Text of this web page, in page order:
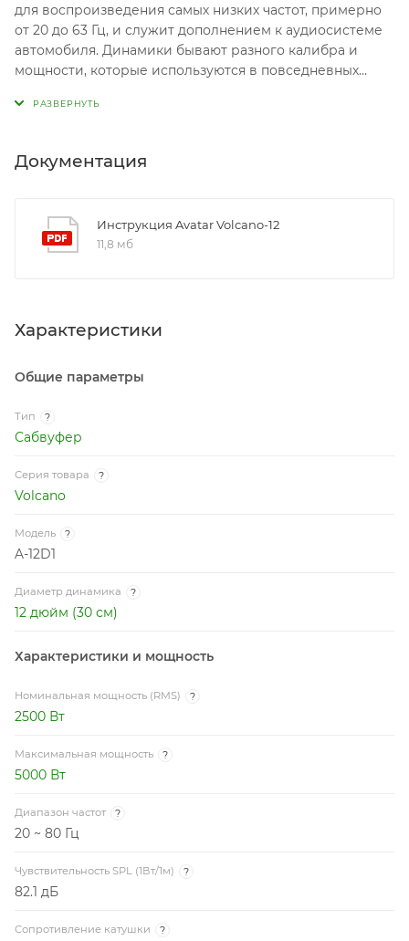
для воспроизведения самых низких частот, примерно
от 20 до 63 Гц, и служит дополнением к аудиосистеме
автомобиля. Динамики бывают разного калибра и
мощности, которые используются в повседневных
давлению - SPL.
Документация
Инструкция Avatar Volcano-12
11,8 мб
Характеристики
Общие параметры
Тип ?
Сабвуфер
Серия товара ?
Volcano
Модель ?
A-12D1
Диаметр динамика ?
12 дюйм (30 см)
Характеристики и мощность
Номинальная мощность (RMS) ?
2500 Вт
Максимальная мощность ?
5000 Вт
Диапазон частот ?
20 ~ 80 Гц
Чувствительность SPL (1Вт/1м) ?
82.1 дБ
Сопротивление катушки ?